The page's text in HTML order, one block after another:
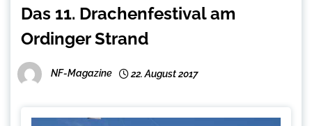
Das 11. Drachenfestival am
Ordinger Strand
NF-Magazine 22. August 2017